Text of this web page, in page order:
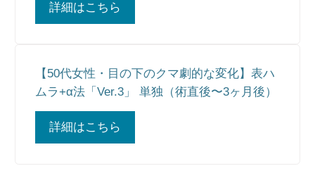
詳細はこちら
【50代女性・目の下のクマ劇的な変化】表ハ
ムラ+α法「Ver.3」 単独（術直後〜3ヶ月後）
詳細はこちら